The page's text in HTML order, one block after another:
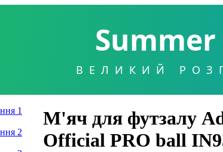
Summer
ВЕЛИКИЙ
М'яч для футзалу
Official PRO ball